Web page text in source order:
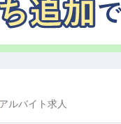
】
イフスタイルに合わ
ご安心ください。
ルバイト求人